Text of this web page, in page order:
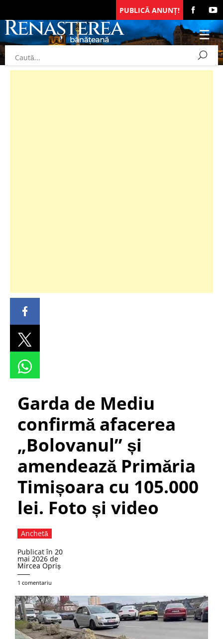
PUBLICĂ ANUNȚ!
Garda de Mediu
confirmă afacerea
„Bolovanul” și
amendează Primăria
Timișoara cu 105.000
lei. Foto și video
Anchetă
Publicat în 20
mai 2026 de
Mircea Opriș
1 comentariu